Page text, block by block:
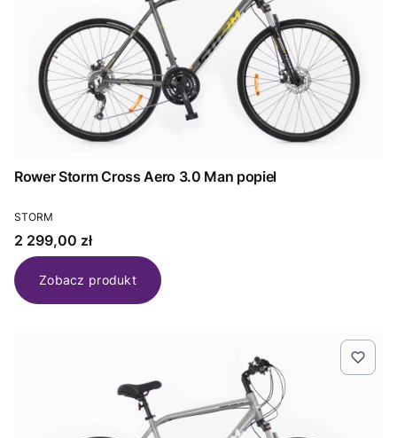
Rower Storm Cross Aero 3.0 Man popiel
PRODUCENT
STORM
Cena
2 299,00 zł
Zobacz produkt